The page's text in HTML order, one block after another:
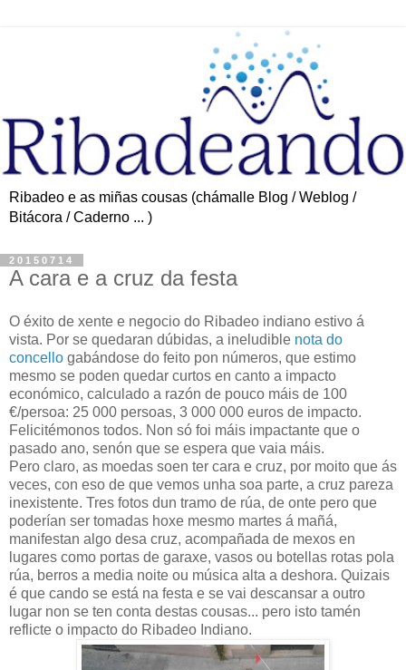
Ribadeo e as miñas cousas (chámalle Blog / Weblog /
Bitácora / Caderno ... )
20150714
A cara e a cruz da festa
O éxito de xente e negocio do Ribadeo indiano estivo á
vista. Por se quedaran dúbidas, a ineludible nota do
concello gabándose do feito pon números, que estimo
mesmo se poden quedar curtos en canto a impacto
económico, calculado a razón de pouco máis de 100
€/persoa: 25 000 persoas, 3 000 000 euros de impacto.
Felicitémonos todos. Non só foi máis impactante que o
pasado ano, senón que se espera que vaia máis.
Pero claro, as moedas soen ter cara e cruz, por moito que ás
veces, con eso de que vemos unha soa parte, a cruz pareza
inexistente. Tres fotos dun tramo de rúa, de onte pero que
poderían ser tomadas hoxe mesmo martes á mañá,
manifestan algo desa cruz, acompañada de mexos en
lugares como portas de garaxe, vasos ou botellas rotas pola
rúa, berros a media noite ou música alta a deshora. Quizais
é que cando se está na festa e se vai descansar a outro
lugar non se ten conta destas cousas... pero isto tamén
reflicte o impacto do Ribadeo Indiano.